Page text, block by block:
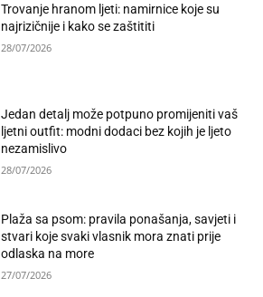
Trovanje hranom ljeti: namirnice koje su
najrizičnije i kako se zaštititi
28/07/2026
Jedan detalj može potpuno promijeniti vaš
ljetni outfit: modni dodaci bez kojih je ljeto
nezamislivo
28/07/2026
Plaža sa psom: pravila ponašanja, savjeti i
stvari koje svaki vlasnik mora znati prije
odlaska na more
27/07/2026